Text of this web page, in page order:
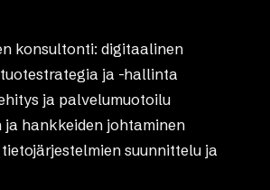
konsultonti: digitaalinen
ja -hallinta
ja palvelumuotoilu
ja hankkeiden johtaminen
suunnittelu ja